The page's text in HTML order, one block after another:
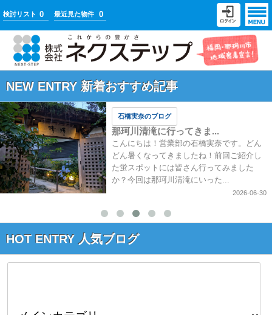
検討リスト 0 最近見た物件 0
NEW ENTRY 新着おすすめ記事
石橋実奈のブログ
那珂川清滝に行ってきま...
こんにちは！営業部の石橋実奈です。どん
どん暑くなってきましたね！前回ご紹介し
た蛍スポットには皆さん行ってみました
か？今回は那珂川清滝にいった...
2026-06-30
HOT ENTRY 人気ブログ